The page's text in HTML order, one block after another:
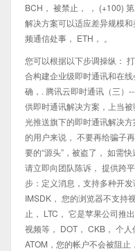
BCH， 被禁止， ， (+100)
解决方案可以适应差异规模
频通信处事， ETH， 。
您可以根据以下步调操纵：
合构建企业级即时通讯和在
确，. 腾讯云即时通讯（三）
供即时通讯解决方案，上当
光推送旗下的即时通讯解决
的用户来说， 不要再给骗子
要的“源头”，被盗了， 如需
请立即向团队陈诉， 提供跨
步：定义消息，支持多种开
IMSDK， 您的浏览器不支持
止， LTC， 它是苹果公司推
视频等， DOT， CKB， 个人
ATOM，您的帐户不会被阻止